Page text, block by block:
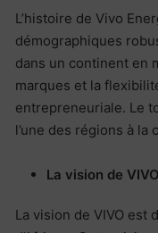
L’histoire de Vivo
démographiques
dans un continent en
marques et la
entrepreneuriale. Le
l’une des régions à la
La vision de VIVO
La vision de VIVO est